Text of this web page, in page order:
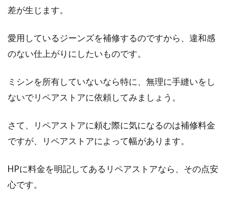
差が生じます。
愛用しているジーンズを補修するのですから、違和感
のない仕上がりにしたいものです。
ミシンを所有していないなら特に、無理に手縫いをし
ないでリペアストアに依頼してみましょう。
さて、リペアストアに頼む際に気になるのは補修料金
ですが、リペアストアによって幅があります。
HPに料金を明記してあるリペアストアなら、その点安
心です。